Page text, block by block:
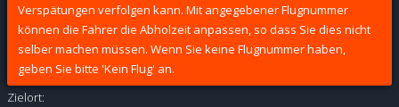
Verspätungen verfolgen kann. Mit angegebener Flugnummer
können die Fahrer die Abholzeit anpassen, so dass Sie dies nicht
selber machen müssen. Wenn Sie keine Flugnummer haben,
geben Sie bitte 'Kein Flug' an.
Zielort: